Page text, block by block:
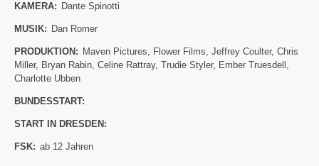
KAMERA: Dante Spinotti
MUSIK: Dan Romer
PRODUKTION: Maven Pictures, Flower Films, Jeffrey Coulter, Chris
Miller, Bryan Rabin, Celine Rattray, Trudie Styler, Ember Truesdell ,
Charlotte Ubben
BUNDESSTART:
START IN DRESDEN:
FSK: ab 12 Jahren